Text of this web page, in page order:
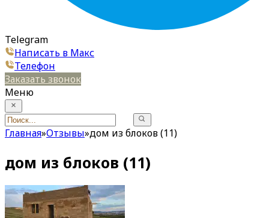
Telegram
Написать в Макс
Телефон
Заказать звонок
Меню
Главная»Отзывы»дом из блоков (11)
дом из блоков (11)